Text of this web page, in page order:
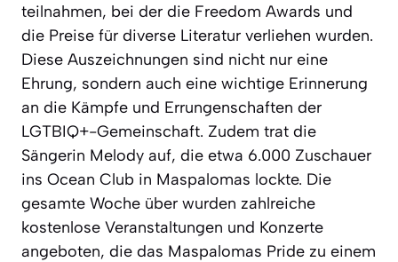
teilnahmen, bei der die Freedom Awards und
die Preise für diverse Literatur verliehen wurden.
Diese Auszeichnungen sind nicht nur eine
Ehrung, sondern auch eine wichtige Erinnerung
an die Kämpfe und Errungenschaften der
LGTBIQ+-Gemeinschaft. Zudem trat die
Sängerin Melody auf, die etwa 6.000 Zuschauer
ins Ocean Club in Maspalomas lockte. Die
gesamte Woche über wurden zahlreiche
kostenlose Veranstaltungen und Konzerte
angeboten, die das Maspalomas Pride zu einem